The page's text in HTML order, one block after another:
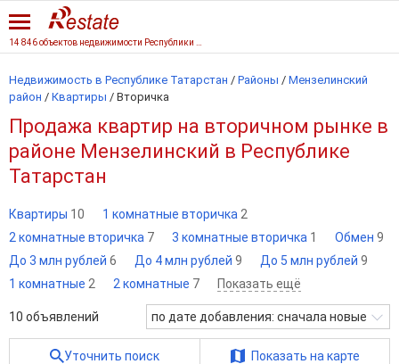
Недвижимость в Республике Татарстан / Районы / Мензелинский
район / Квартиры / Вторичка
Продажа квартир на вторичном рынке в
районе Мензелинский в Республике
Татарстан
Квартиры 10 1 комнатные вторичка 2
2 комнатные вторичка 7 3 комнатные вторичка 1 Обмен 9
До 3 млн рублей 6 До 4 млн рублей 9 До 5 млн рублей 9
1 комнатные 2 2 комнатные 7 Показать ещё
10 объявлений по дате добавления: сначала новые
Уточнить поиск Показать на карте